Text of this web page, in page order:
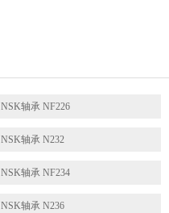
NSK轴承 NF226
NSK轴承 N232
NSK轴承 NF234
NSK轴承 N236